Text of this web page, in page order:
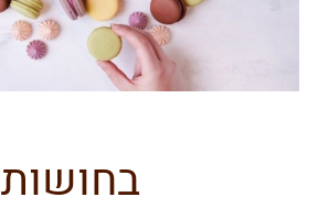
בחושות